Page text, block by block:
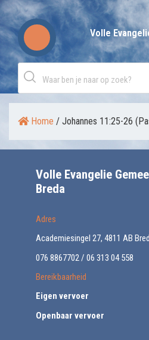
Skip
to
content
Volle
Home / Johannes 11:25-26
Volle Evangelie
Breda
Adres
Academiesingel 27, 4811 AB
076 8867702 / 06 313 04 558
Bereikbaarheid
Eigen vervoer
Openbaar vervoer